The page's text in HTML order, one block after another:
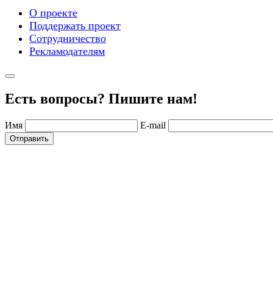
О проекте
Поддержать проект
Сотрудничество
Рекламодателям
Есть вопросы? Пишите нам!
Имя E-mail